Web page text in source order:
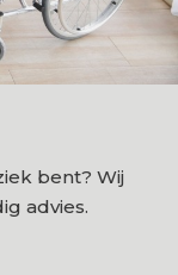
bent? Wij
advies.